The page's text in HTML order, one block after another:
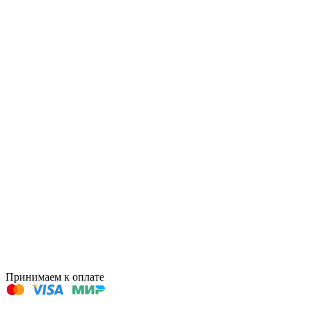
Принимаем к оплате